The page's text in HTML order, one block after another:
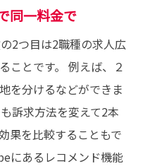
同一料金で
2つ目は2職種の求人広
ことです。 例えば、２
を分けるなどができま
訴求方法を変えて2本
果を比較することもで
にあるレコメンド機能